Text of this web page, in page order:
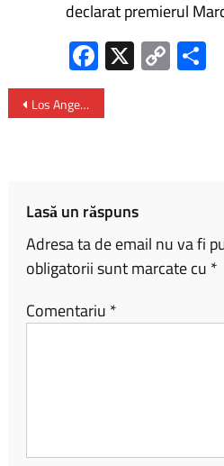
declarat premierul
Fa
ce
b
X C
o
Los Angeles va găzdui Jocurile Olimpice de vară din 2028
Lasă un răspuns
Adresa ta de email nu va fi
obligatorii sunt marcate cu *
Comentariu *